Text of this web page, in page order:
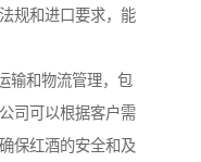
规和进口要求，能
输和物流管理，包
司可以根据客户需
保红酒的安全和及